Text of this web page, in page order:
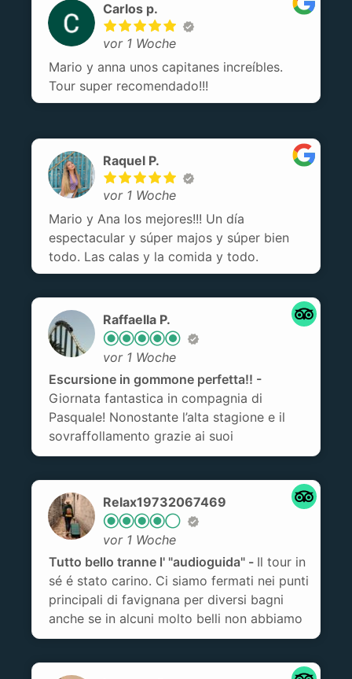
Carlos p.
vor 1 Woche
Mario y anna unos capitanes increíbles.
Tour super recomendado!!!
Raquel P.
vor 1 Woche
Mario y Ana los mejores!!! Un día
espectacular y súper majos y súper bien
todo. Las calas y la comida y todo.
Raffaella P.
vor 1 Woche
Escursione in gommone perfetta!!
Giornata fantastica in compagnia di
Pasquale! Nonostante l’alta stagione e il
sovraffollamento grazie ai suoi
suggerimenti e consigli siamo riusciti a fare
molto rilassante e piacevole. Pasquale ha
mostrato anche molta attenzione per la
sicurezza dei passeggeri e in particolar
modo di quella di mia figlia di 7 anni.
Escursione da consigliare!!
Relax19732067469
vor 1 Woche
Tutto bello tranne l' "audioguida"
Il tour in
sé é stato carino. Ci siamo fermati nei punti
principali di favignana per diversi bagni
anche se in alcuni molto belli non abbiamo
potuto in quanto la giornata era ventilata. Il
gentile, rispondendo a tutte le nostre